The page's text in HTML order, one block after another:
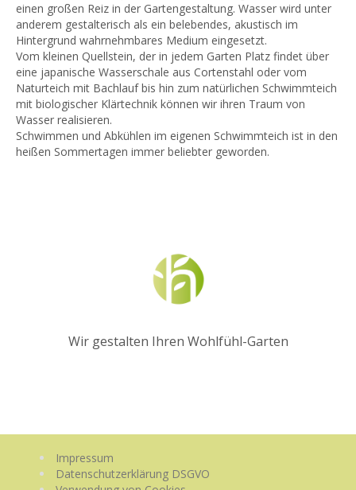
einen großen Reiz in der Gartengestaltung. Wasser wird unter
anderem gestalterisch als ein belebendes, akustisch im
Hintergrund wahrnehmbares Medium eingesetzt.
Vom kleinen Quellstein, der in jedem Garten Platz findet über
eine japanische Wasserschale aus Cortenstahl oder vom
Naturteich mit Bachlauf bis hin zum natürlichen Schwimmteich
mit biologischer Klärtechnik können wir ihren Traum von
Wasser realisieren.
Schwimmen und Abkühlen im eigenen Schwimmteich ist in den
heißen Sommertagen immer beliebter geworden.
Wir gestalten Ihren Wohlfühl-Garten
Impressum
Datenschutzerklärung DSGVO